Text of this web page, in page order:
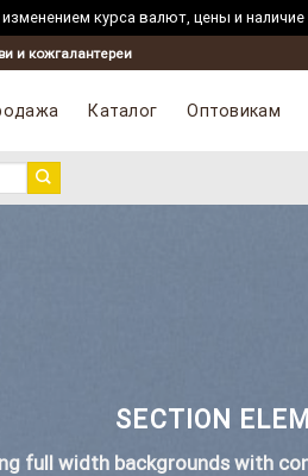
курса валют, цены и
и кожгалантереи
Каталог Оптовикам
SECTION
full width backgrounds with